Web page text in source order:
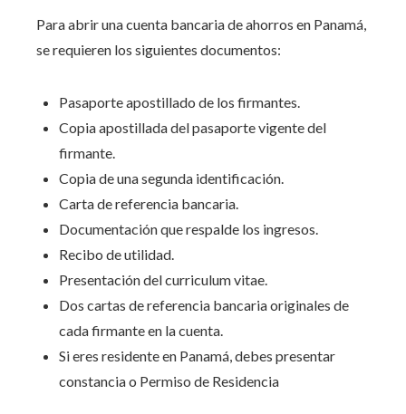
Para abrir una cuenta bancaria de ahorros en Panamá,
se requieren los siguientes documentos:
Pasaporte apostillado de los firmantes.
Copia apostillada del pasaporte vigente del
firmante.
Copia de una segunda identificación.
Carta de referencia bancaria.
Documentación que respalde los ingresos.
Recibo de utilidad.
Presentación del curriculum vitae.
Dos cartas de referencia bancaria originales de
cada firmante en la cuenta.
Si eres residente en Panamá, debes presentar
constancia o Permiso de Residencia